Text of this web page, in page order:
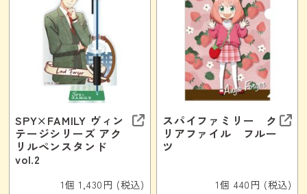
SPY×FAMILY ヴィン
テージシリーズ アク
リルペンスタンド
vol.2
1個 1,430円 (税込)
スパイファミリー ク
リアファイル フルー
ツ
1個 440円 (税込)